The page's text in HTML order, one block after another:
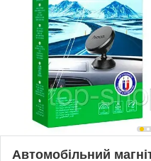
Автомобільний